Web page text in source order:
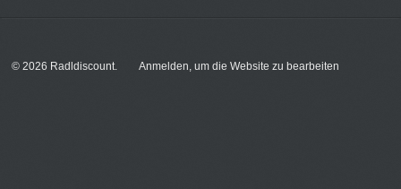
© 2026 Radldiscount. Anmelden, um die Website zu bearbeiten